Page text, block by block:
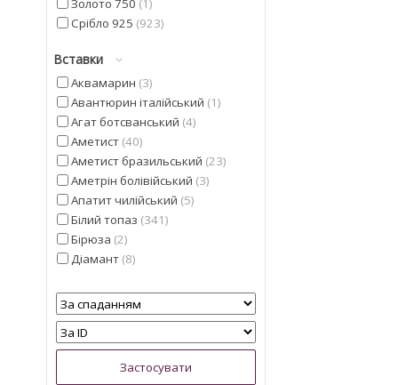
Золото 750 1
Срібло 925 923
Вставки
Аквамарин 3
Авантюрин італійський 1
Агат ботсванський 4
Аметист 40
Аметист бразильський 23
Аметрін болівійський 3
Апатит чилійський 5
Білий топаз 341
Бірюза 2
Діамант 8
Гранат мозамбіцкій 11
Діаспор 30
Діопсид альберта
Смарагд 4